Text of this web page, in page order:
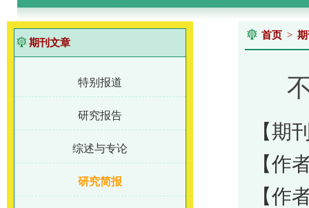
期刊文章
特别报道
研究报告
综述与专论
研究简报
首页 >
【期
【作
【作